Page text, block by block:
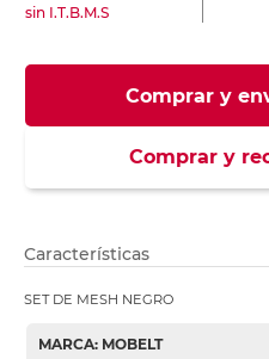
sin I.T.B.M.S
Comprar y
Comprar y
Características
SET DE MESH NEGRO
MARCA: MOBELT